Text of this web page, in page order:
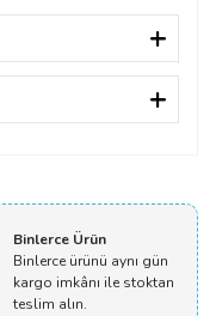
yapın!
Binlerce Ürün
Binlerce ürünü aynı gün
kargo imkânı ile stoktan
teslim alın.